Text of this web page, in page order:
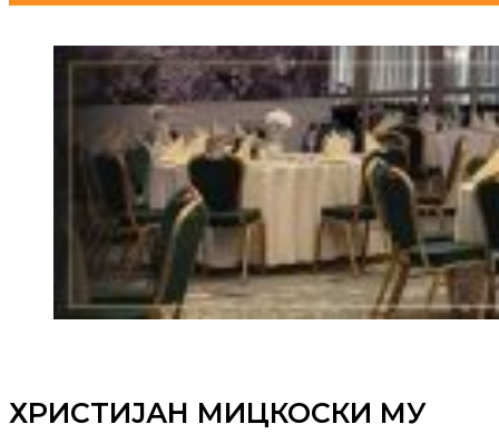
ХРИСТИЈАН МИЦКОСКИ МУ